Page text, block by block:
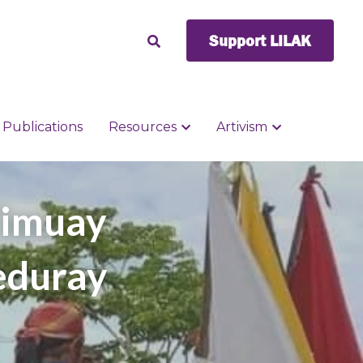
Publications Resources Artivism
Support LILAK
Publications Resources Artivism
Support LILAK